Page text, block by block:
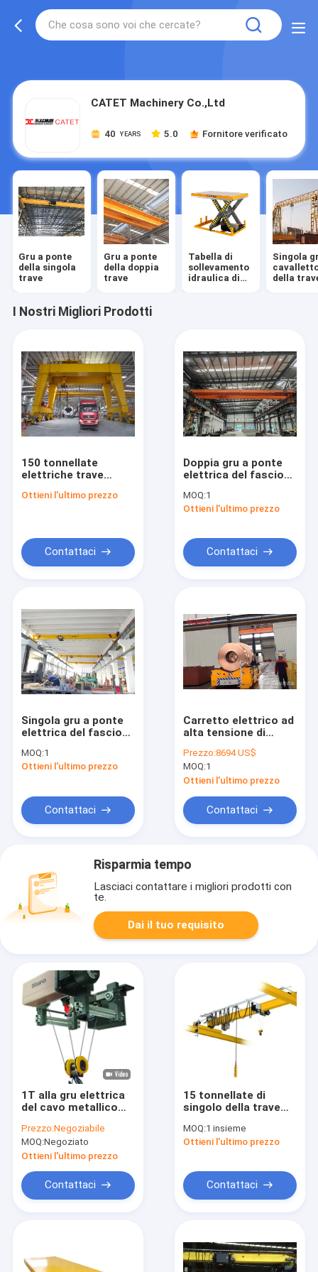
gtag('config', 'G-QWE9HWC3PF', {cookie_flags:
"SameSite=None;Secure"});
CATET Machinery Co.,Ltd
40 YEARS 5.0 Fornitore verificato
Gru a ponte
della singola
trave
Gru a ponte
della doppia
trave
Tabella di
sollevamento
idraulica di
Singola
della
I Nostri Migliori Prodotti
150 tonnellate
elettriche trave
Lifting sopraelevato
Ottieni l'ultimo prezzo
Contattaci
Doppia gru a ponte
elettrica del fascio
lavoro M5-M7
MOQ:1
Ottieni l'ultimo prezzo
Contattaci
Singola gru a ponte
elettrica del fascio
lavoro M3-M5
MOQ:1
Ottieni l'ultimo prezzo
Contattaci
Carretto elettrico ad
alta tensione di
220V/380V/440V per
il trasferimento
interurbano fino a
Prezzo:8694 US$
MOQ:1
Ottieni l'ultimo prezzo
Contattaci
Risparmia tempo
Lasciaci contattare i migliori prodotti con
te.
Dai il tuo requisito
1T alla gru elettrica
del cavo metallico
50T CD/MD/BD con il
carrello
Prezzo:Negoziabile
MOQ:Negoziato
Ottieni l'ultimo prezzo
Contattaci
15 tonnellate di
singolo della trave
sopraelevato peso
leggero di Crane
Size
MOQ:1 insieme
Ottieni l'ultimo prezzo
Contattaci